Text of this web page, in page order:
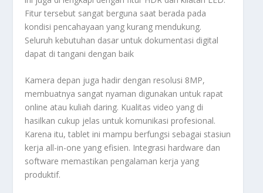
Fitur tersebut sangat berguna saat berada pada
kondisi pencahayaan yang kurang mendukung.
Seluruh kebutuhan dasar untuk dokumentasi digital
dapat di tangani dengan baik
Kamera depan juga hadir dengan resolusi 8MP,
membuatnya sangat nyaman digunakan untuk rapat
online atau kuliah daring. Kualitas video yang di
hasilkan cukup jelas untuk komunikasi profesional.
Karena itu, tablet ini mampu berfungsi sebagai stasiun
kerja all-in-one yang efisien. Integrasi hardware dan
software memastikan pengalaman kerja yang
produktif.